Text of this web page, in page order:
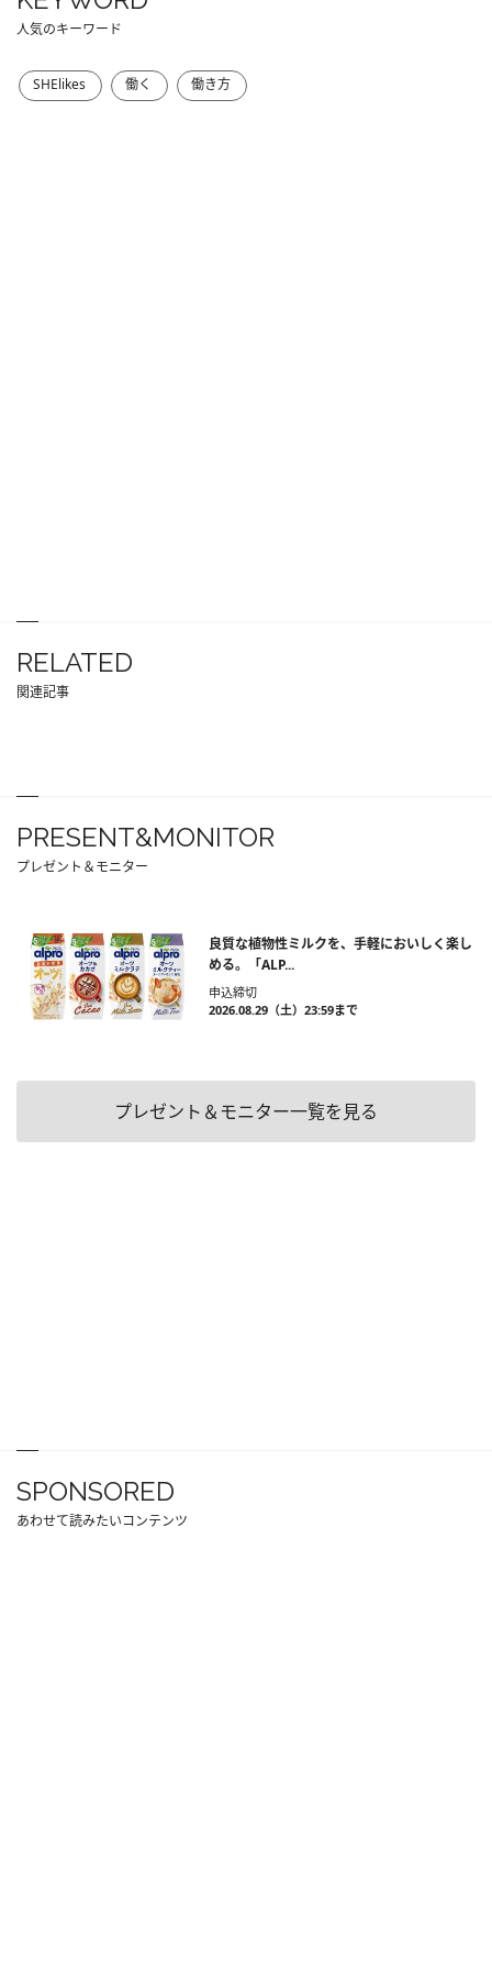
人気のキーワード
SHElikes 働く 働き方
RELATED
関連記事
PRESENT&MONITOR
プレゼント＆モニター
良質な植物性ミルクを、手軽においしく楽し
める。「ALP...
申込締切
2026.08.29（土）23:59まで
プレゼント＆モニター一覧を見る
SPONSORED
あわせて読みたいコンテンツ